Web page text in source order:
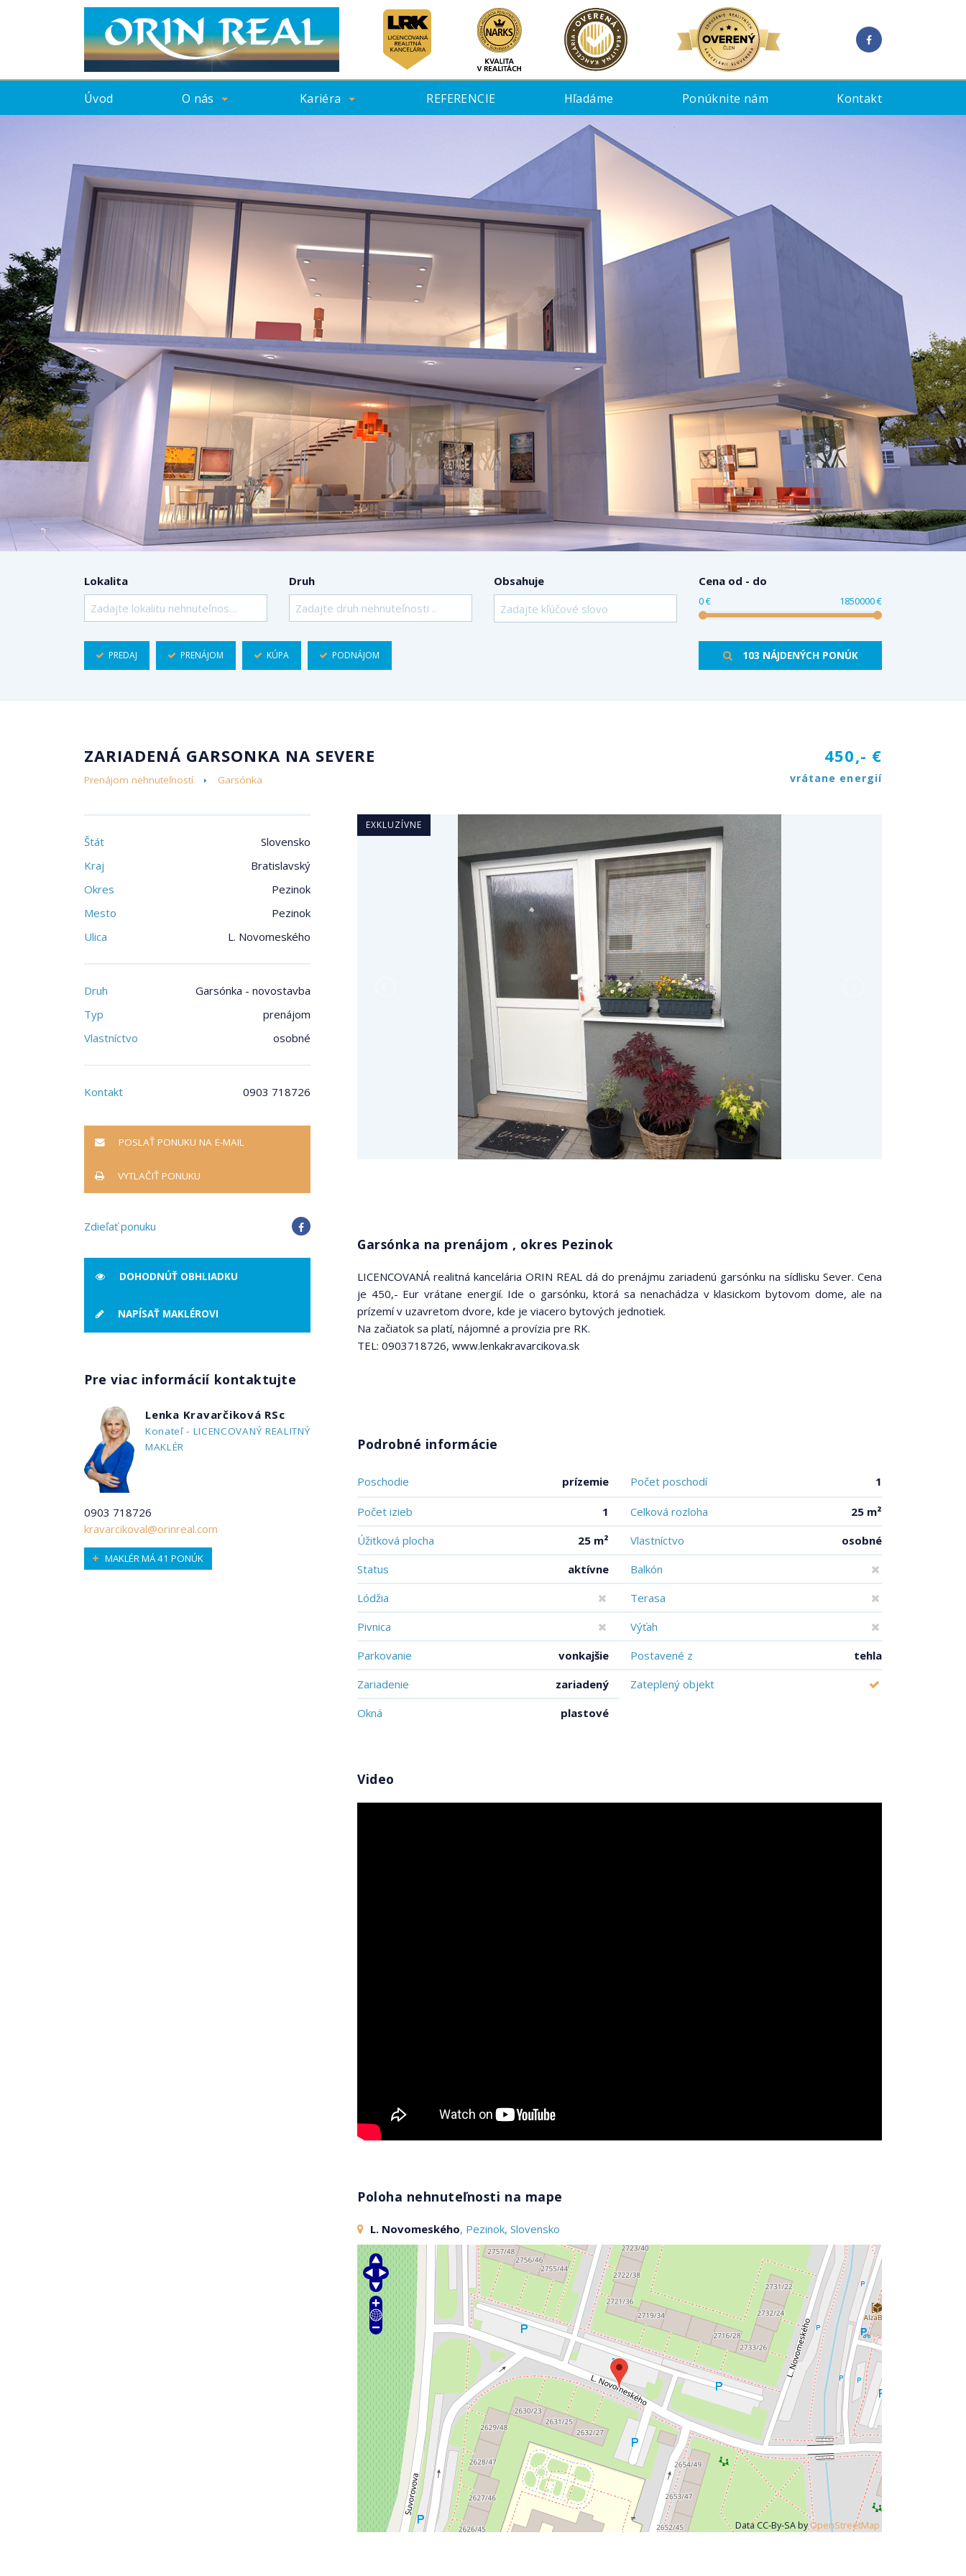
Úvod O nás Kariéra REFERENCIE Hľadáme Ponúknite nám Kontakt
Lokalita
Zadajte lokalitu nehnuteľnosti ..
Druh
Zadajte druh nehnuteľnosti ..
Obsahuje Cena od - do
0 € 1850000 €
PREDAJ PRENÁJOM KÚPA PODNÁJOM 103 NÁJDENÝCH PONÚK
ZARIADENÁ GARSONKA NA SEVERE 450,- €
vrátane energií
Prenájom nehnuteľností Garsónka
EXKLUZÍVNE
Garsónka na prenájom , okres Pezinok
LICENCOVANÁ realitná kancelária ORIN REAL dá do prenájmu zariadenú garsónku na sídlisku Sever. Cena
je 450,- Eur vrátane energií. Ide o garsónku, ktorá sa nenachádza v klasickom bytovom dome, ale na
prízemí v uzavretom dvore, kde je viacero bytových jednotiek.
Na začiatok sa platí, nájomné a provízia pre RK.
TEL: 0903718726, www.lenkakravarcikova.sk
Podrobné informácie
Poschodie prízemie Počet poschodí 1
Počet izieb 1 Celková rozloha
25 m²
Úžitková plocha
25 m² Vlastníctvo
osobné
Status
aktívne
Balkón
Lódžia
Terasa
Pivnica
Výťah
Parkovanie
vonkajšie Postavené z
tehla
Zariadenie
zariadený
Zateplený objekt
Okná
plastové
Video
Poloha nehnuteľnosti na mape
L. Novomeského, Pezinok, Slovensko
Data CC-By-SA byOpenStreetMap
Štát
Slovensko
Kraj
Bratislavský
Okres
Pezinok
Mesto
Pezinok
Ulica
L. Novomeského
Druh
Garsónka - novostavba
Typ
prenájom
Vlastníctvo
osobné
Kontakt 0903 718726
POSLAŤ PONUKU NA E-MAIL
VYTLAČIŤ PONUKU
Zdieľať ponuku
DOHODNÚŤ OBHLIADKU
NAPÍSAŤ MAKLÉROVI
Pre viac informácií kontaktujte
Lenka Kravarčiková RSc
Konateľ - LICENCOVANÝ REALITNÝ
MAKLÉR
0903 718726
kravarcikoval@orinreal.com
MAKLÉR MÁ 41 PONÚK